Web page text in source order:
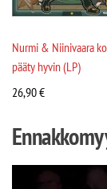
Nurmi & Niinivaara
pääty hyvin (LP)
26,90€